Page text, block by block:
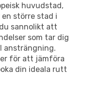
huvudstad,
större stad i
sannolikt att
som tar dig
ansträngning.
för att jämföra
din ideala rutt